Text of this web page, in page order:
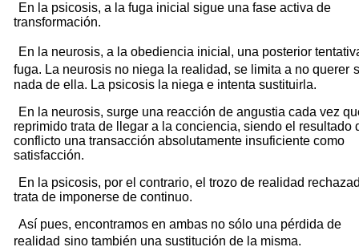
En la psicosis, a la fuga inicial sigue una fase activa de
transformación.
En la neurosis, a la obediencia inicial, una posterior
fuga. La neurosis no niega la realidad, se limita a no querer
nada de ella. La psicosis la niega e intenta sustituirla.
En la neurosis, surge una reacción de angustia cada vez
reprimido trata de llegar a la conciencia, siendo el resultado
conflicto una transacción absolutamente insuficiente como
satisfacción.
En la psicosis, por el contrario, el trozo de realidad
trata de imponerse de continuo.
Así pues, encontramos en ambas no sólo una pérdida de
realidad sino también una sustitución de la misma.